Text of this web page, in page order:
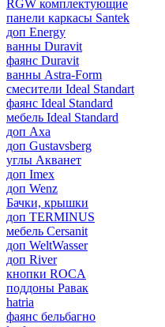
RGW комплектующие
панели каркасы Santek
доп Energy
ванны Duravit
фаянс Duravit
ванны Astra-Form
смесители Ideal Standart
фаянс Ideal Standard
мебель Ideal Standard
доп Axa
доп Gustavsberg
углы Акванет
доп Imex
доп Wenz
Бачки, крышки
доп TERMINUS
мебель Cersanit
доп WeltWasser
доп River
кнопки ROCA
поддоны Равак
hatria
фаянс бельбагно